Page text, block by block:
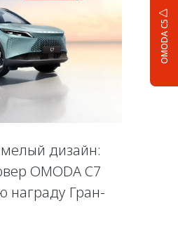
OMODA C5
дизайн:
OMODA C7
награду Гран-